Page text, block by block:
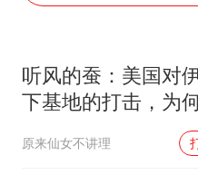
听风的蚕：美国对
下基地的打击，为
原来仙女不讲理